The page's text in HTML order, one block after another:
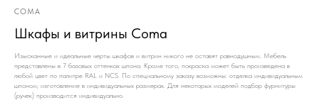
COMA
Шкафы и витрины Coma
Изысканные и идеальные черты шкафов и витрин никого не оставят равнодушным. Мебель
представлены в 7 базовых оттенках шпона. Кроме того, покраска может быть произведена в
любой цвет по палитре RAL и NCS. По специальному заказу возможны: отделка индивидуальным
шпоном; изготовление в индивидуальных размерах. Для некоторых моделей подбор фурнитуры
(ручек) производится индивидуально.